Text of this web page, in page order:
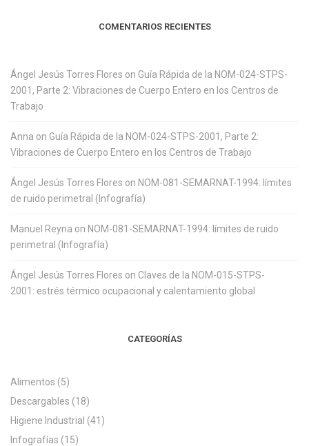
COMENTARIOS RECIENTES
Ángel Jesús Torres Flores on Guía Rápida de la NOM-024-STPS-
2001, Parte 2: Vibraciones de Cuerpo Entero en los Centros de
Trabajo
Anna on Guía Rápida de la NOM-024-STPS-2001, Parte 2:
Vibraciones de Cuerpo Entero en los Centros de Trabajo
Ángel Jesús Torres Flores on NOM-081-SEMARNAT-1994: límites
de ruido perimetral (Infografía)
Manuel Reyna on NOM-081-SEMARNAT-1994: límites de ruido
perimetral (Infografía)
Ángel Jesús Torres Flores on Claves de la NOM-015-STPS-
2001: estrés térmico ocupacional y calentamiento global
CATEGORÍAS
Alimentos (5)
Descargables (18)
Higiene Industrial (41)
Infografías (15)